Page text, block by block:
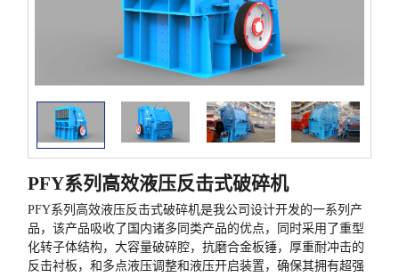
PFY系列高效液压反击式破碎机
PFY系列高效液压反击式破碎机是我公司设计开发的一系列产
品，该产品吸收了国内诸多同类产品的优点，同时采用了重型
化转子体结构，大容量破碎腔，抗磨合金板锤，厚重耐冲击的
反击衬板，和多点液压调整和液压开启装置，确保其拥有超强